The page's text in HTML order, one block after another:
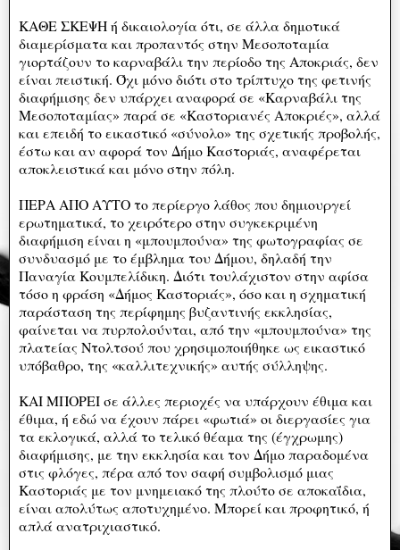
ΚΑΘΕ ΣΚΕΨΗ ή δικαιολογία ότι, σε άλλα δημοτικά
διαμερίσματα και προπαντός στην Μεσοποταμία
γιορτάζουν το καρναβάλι την περίοδο της Αποκριάς, δεν
είναι πειστική. Όχι μόνο διότι στο τρίπτυχο της φετινής
διαφήμισης δεν υπάρχει αναφορά σε «Καρναβάλι της
Μεσοποταμίας» παρά σε «Καστοριανές Αποκριές», αλλά
και επειδή το εικαστικό «σύνολο» της σχετικής προβολής,
έστω και αν αφορά τον Δήμο Καστοριάς, αναφέρεται
αποκλειστικά και μόνο στην πόλη.
ΠΕΡΑ ΑΠΟ ΑΥΤΟ το περίεργο λάθος που δημιουργεί
ερωτηματικά, το χειρότερο στην συγκεκριμένη
διαφήμιση είναι η «μπουμπούνα» της φωτογραφίας σε
συνδυασμό με το έμβλημα του Δήμου, δηλαδή την
Παναγία Κουμπελίδικη. Διότι τουλάχιστον στην αφίσα
τόσο η φράση «Δήμος Καστοριάς», όσο και η σχηματική
παράσταση της περίφημης βυζαντινής εκκλησίας,
φαίνεται να πυρπολούνται, από την «μπουμπούνα» της
πλατείας Ντολτσού που χρησιμοποιήθηκε ως εικαστικό
υπόβαθρο, της «καλλιτεχνικής» αυτής σύλληψης.
ΚΑΙ ΜΠΟΡΕΙ σε άλλες περιοχές να υπάρχουν έθιμα και
έθιμα, ή εδώ να έχουν πάρει «φωτιά» οι διεργασίες για
τα εκλογικά, αλλά το τελικό θέαμα της (έγχρωμης)
διαφήμισης, με την εκκλησία και τον Δήμο παραδομένα
στις φλόγες, πέρα από τον σαφή συμβολισμό μιας
Καστοριάς με τον μνημειακό της πλούτο σε αποκαΐδια,
είναι απολύτως αποτυχημένο. Μπορεί και προφητικό, ή
απλά ανατριχιαστικό.